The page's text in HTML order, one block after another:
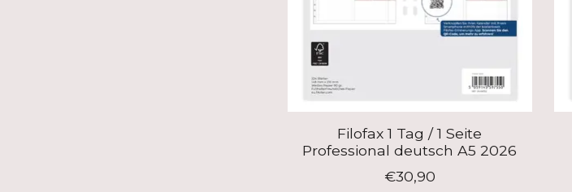
Filofax 1 Tag / 1 Seite
Professional deutsch A5 2026
€30,90